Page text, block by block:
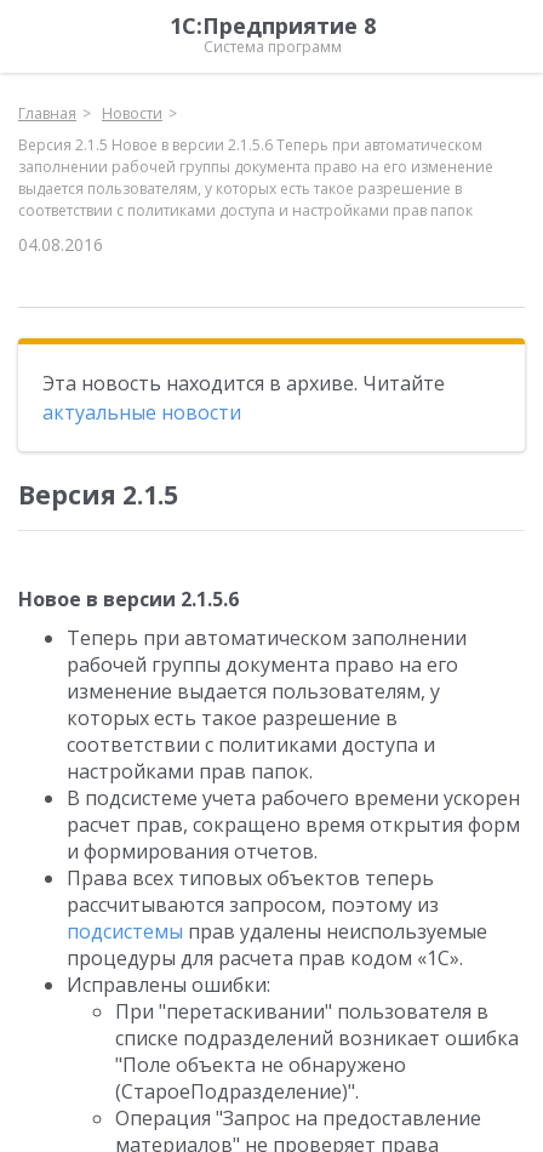
1С:Предприятие 8
Система программ
Главная
Новости
Версия 2.1.5 Новое в версии 2.1.5.6 Теперь при автоматическом
заполнении рабочей группы документа право на его изменение
выдается пользователям, у которых есть такое разрешение в
соответствии с политиками доступа и настройками прав папок
04.08.2016
Эта новость находится в архиве. Читайте
актуальные новости
Версия 2.1.5
Новое в версии 2.1.5.6
Теперь при автоматическом заполнении
рабочей группы документа право на его
изменение выдается пользователям, у
которых есть такое разрешение в
соответствии с политиками доступа и
настройками прав папок.
В подсистеме учета рабочего времени ускорен
расчет прав, сокращено время открытия форм
и формирования отчетов.
Права всех типовых объектов теперь
рассчитываются запросом, поэтому из
подсистемы прав удалены неиспользуемые
процедуры для расчета прав кодом «1С».
Исправлены ошибки:
При "перетаскивании" пользователя в
списке подразделений возникает ошибка
"Поле объекта не обнаружено
(СтароеПодразделение)".
Операция "Запрос на предоставление
материалов" не проверяет права